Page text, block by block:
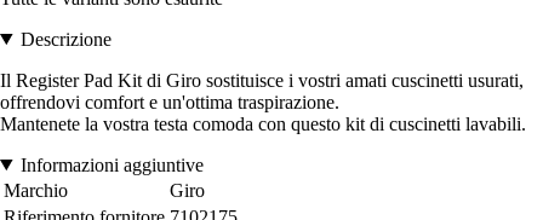
Descrizione
Il Register Pad Kit di Giro sostituisce i vostri amati cuscinetti usurati,
offrendovi comfort e un'ottima traspirazione.
Mantenete la vostra testa comoda con questo kit di cuscinetti lavabili.
Informazioni aggiuntive
Marchio
Giro